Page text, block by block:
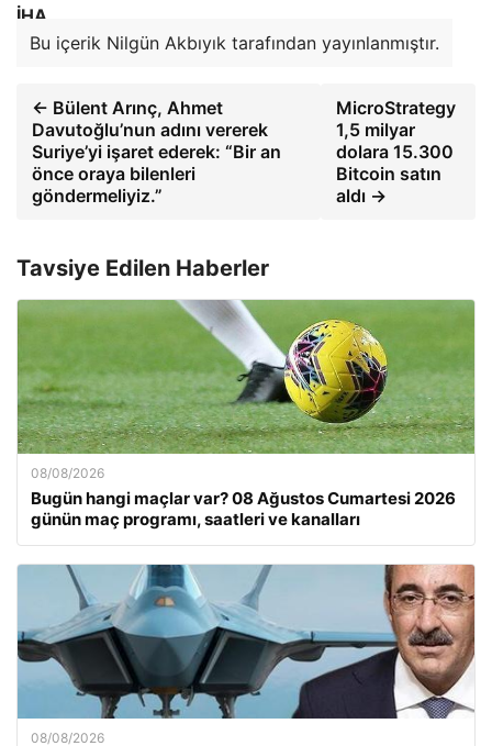
İHA
Bu içerik Nilgün Akbıyık tarafından yayınlanmıştır.
← Bülent Arınç, Ahmet
Davutoğlu’nun adını vererek
Suriye’yi işaret ederek: “Bir an
önce oraya bilenleri
göndermeliyiz.”
MicroStrategy
1,5 milyar
dolara 15.300
Bitcoin satın
aldı →
Tavsiye Edilen Haberler
08/08/2026
Bugün hangi maçlar var? 08 Ağustos Cumartesi 2026
günün maç programı, saatleri ve kanalları
08/08/2026